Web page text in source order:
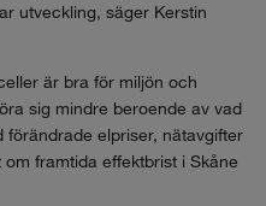
utveckling, säger Kerstin
är bra för miljön och
sig mindre beroende av vad
elpriser, nätavgifter
framtida effektbrist i Skåne